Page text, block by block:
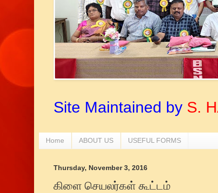
Site Maintained by S.
Home ABOUT US USEFUL FORMS
Thursday, November 3, 2016
கிளை செயலர்கள் கூட்டம்